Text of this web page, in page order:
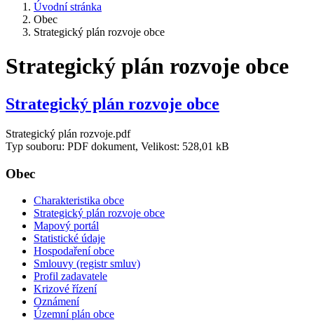
Úvodní stránka
Obec
Strategický plán rozvoje obce
Strategický plán rozvoje obce
Strategický plán rozvoje obce
Strategický plán rozvoje.pdf
Typ souboru: PDF dokument, Velikost: 528,01 kB
Obec
Charakteristika obce
Strategický plán rozvoje obce
Mapový portál
Statistické údaje
Hospodaření obce
Smlouvy (registr smluv)
Profil zadavatele
Krizové řízení
Oznámení
Územní plán obce